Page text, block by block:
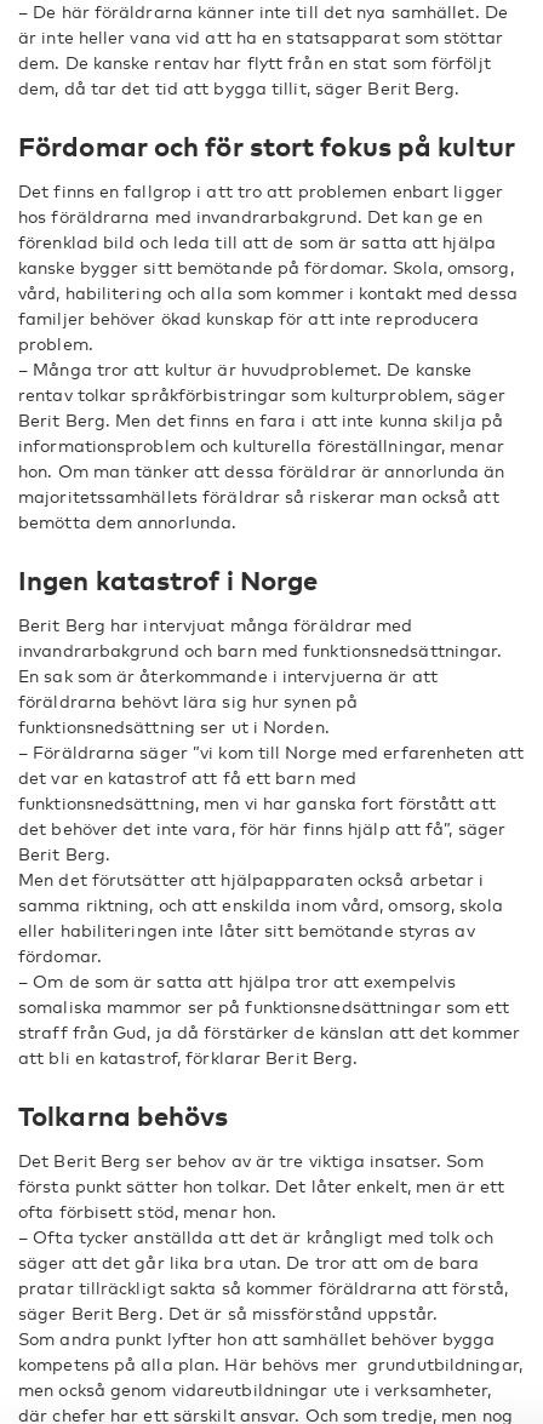
– De här föräldrarna känner inte till det nya samhället. De
är inte heller vana vid att ha en statsapparat som stöttar
dem. De kanske rentav har flytt från en stat som förföljt
dem, då tar det tid att bygga tillit, säger Berit Berg.
Fördomar och för stort fokus på kultur
Det finns en fallgrop i att tro att problemen enbart ligger
hos föräldrarna med invandrarbakgrund. Det kan ge en
förenklad bild och leda till att de som är satta att hjälpa
kanske bygger sitt bemötande på fördomar. Skola, omsorg,
vård, habilitering och alla som kommer i kontakt med dessa
familjer behöver ökad kunskap för att inte reproducera
problem.
– Många tror att kultur är huvudproblemet. De kanske
rentav tolkar språkförbistringar som kulturproblem, säger
Berit Berg. Men det finns en fara i att inte kunna skilja på
informationsproblem och kulturella föreställningar, menar
hon. Om man tänker att dessa föräldrar är annorlunda än
majoritetssamhällets föräldrar så riskerar man också att
bemötta dem annorlunda.
Ingen katastrof i Norge
Berit Berg har intervjuat många föräldrar med
invandrarbakgrund och barn med funktionsnedsättningar.
En sak som är återkommande i intervjuerna är att
föräldrarna behövt lära sig hur synen på
funktionsnedsättning ser ut i Norden.
– Föräldrarna säger ”vi kom till Norge med erfarenheten att
det var en katastrof att få ett barn med
funktionsnedsättning, men vi har ganska fort förstått att
det behöver det inte vara, för här finns hjälp att få”, säger
Berit Berg.
Men det förutsätter att hjälpapparaten också arbetar i
samma riktning, och att enskilda inom vård, omsorg, skola
eller habiliteringen inte låter sitt bemötande styras av
fördomar.
– Om de som är satta att hjälpa tror att exempelvis
somaliska mammor ser på funktionsnedsättningar som ett
straff från Gud, ja då förstärker de känslan att det kommer
att bli en katastrof, förklarar Berit Berg.
Tolkarna behövs
Det Berit Berg ser behov av är tre viktiga insatser. Som
första punkt sätter hon tolkar. Det låter enkelt, men är ett
ofta förbisett stöd, menar hon.
– Ofta tycker anställda att det är krångligt med tolk och
säger att det går lika bra utan. De tror att om de bara
pratar tillräckligt sakta så kommer föräldrarna att förstå,
säger Berit Berg. Det är så missförstånd uppstår.
Som andra punkt lyfter hon att samhället behöver bygga
kompetens på alla plan. Här behövs mer grundutbildningar,
men också genom vidareutbildningar ute i verksamheter,
där chefer har ett särskilt ansvar. Och som tredje, men nog